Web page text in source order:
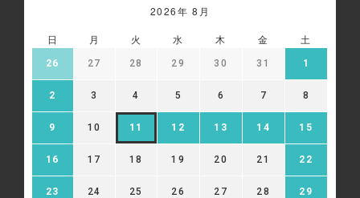
・Google プライバシーポリシー:
・Google アナリティクス オプトアウト アドオン:
13-2 広告配信について、当社はGoogle等の第三者広告
配信事業者を利用しており、当該第三者がCookie等によ
ってお客様のウェブサイトへの訪問・行動履歴情報を取
得、利用する場合があります。また、当社が保有する個人
情報を、氏名や住所など直接特定の個人を識別できる情報
を除外し、ハッシュ化（※）等の加工を行ったうえで、当
該第三者に提供し、広告配信に利用することがあります。
当該第三者によって取得された情報は、当該第三者のプラ
イバシーポリシーに従って取り扱われます。お客様は、当
2026年 8月
日 月 火 水 木 金 土
26 27 28 29 30 31 1
2 3 4 5 6 7 8
9 10 11 12 13 14 15
16 17 18 19 20 21 22
23 24 25 26 27 28 29